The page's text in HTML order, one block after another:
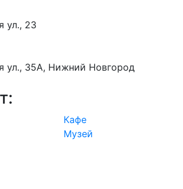
ул., 23
ул., 35А, Нижний Новгород
Кафе
Музей